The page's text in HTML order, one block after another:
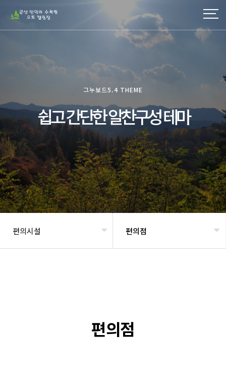
그누보드5.4 THEME
쉽고 간단한 알찬구성 테마
편의시설 편의점
편의점